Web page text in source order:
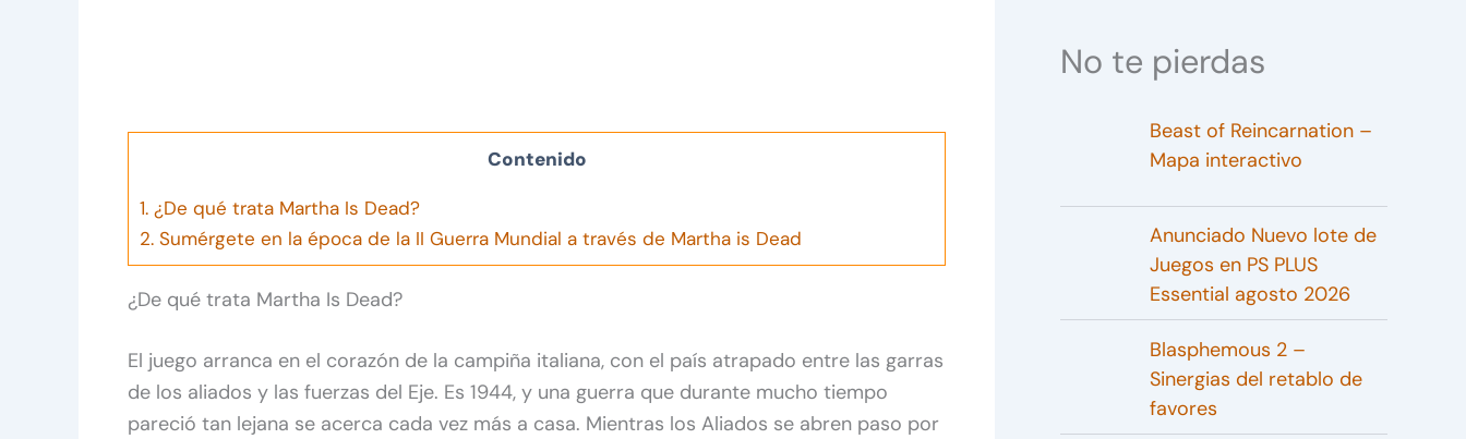
Contenido
1. ¿De qué trata Martha Is Dead?
2. Sumérgete en la época de la II Guerra Mundial a través de Martha is Dead
¿De qué trata Martha Is Dead?
El juego arranca en el corazón de la campiña italiana, con el país atrapado entre las garras
de los aliados y las fuerzas del Eje. Es 1944, y una guerra que durante mucho tiempo
pareció tan lejana se acerca cada vez más a casa. Mientras los Aliados se abren paso por
No te pierdas
Beast of Reincarnation –
Mapa interactivo
Anunciado Nuevo lote de
Juegos en PS PLUS
Essential agosto 2026
Blasphemous 2 –
Sinergias del retablo de
favores